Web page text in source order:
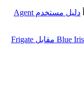
دليل مستخدم Agent